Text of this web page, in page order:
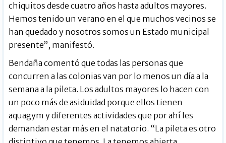
chiquitos desde cuatro años hasta adultos mayores.
Hemos tenido un verano en el que muchos vecinos se
han quedado y nosotros somos un Estado municipal
presente”, manifestó.
Bendaña comentó que todas las personas que
concurren a las colonias van por lo menos un día a la
semana a la pileta. Los adultos mayores lo hacen con
un poco más de asiduidad porque ellos tienen
aquagym y diferentes actividades que por ahí les
demandan estar más en el natatorio. “La pileta es otro